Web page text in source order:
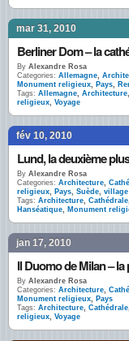
mar 31, 2010
By Alexandre Rosa
Categories: Allemagne,
Monument religieux, Pays,
Tags: Allemagne, Architecture,
religieux, Voyage
fév 10, 2010
By Alexandre Rosa
Categories: Architecture,
religieux, Pays, Suède, village
Tags: Architecture, Cathédrale,
Hanséatique, Monument
jan 17, 2010
Il Duomo de Milan –
By Alexandre Rosa
Categories: Architecture,
Monument religieux, Pays
Tags: Architecture, Cathédrale,
religieux, Voyage